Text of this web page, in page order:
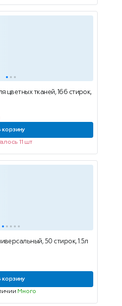
цветных тканей, 166 стирок,
корзину
11 шт
50 стирок, 1.5л
корзину
Много